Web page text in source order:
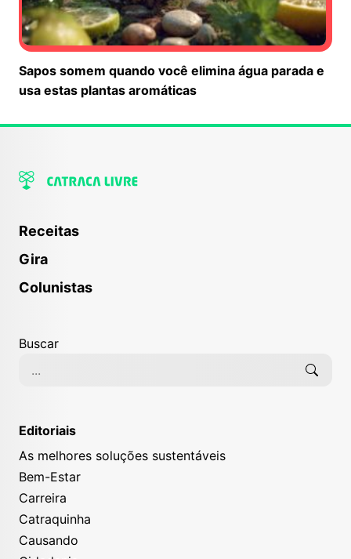
Sapos somem quando você elimina água parada e
usa estas plantas aromáticas
Receitas
Gira
Colunistas
Buscar
Editoriais
As melhores soluções sustentáveis
Bem-Estar
Carreira
Catraquinha
Causando